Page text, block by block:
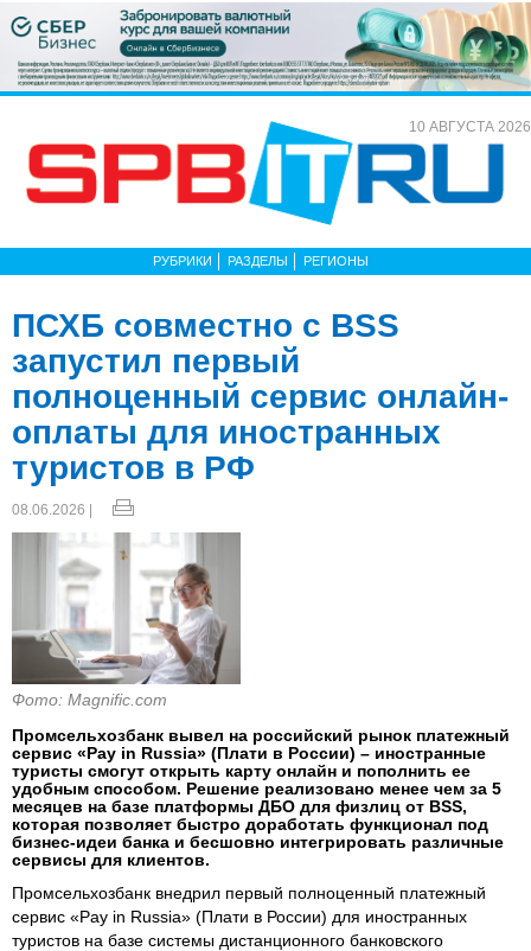
10 АВГУСТА 2026
РУБРИКИ РАЗДЕЛЫ РЕГИОНЫ
ПСХБ совместно с BSS
запустил первый
полноценный сервис онлайн-
оплаты для иностранных
туристов в РФ
08.06.2026 |
Фото: Magnific.com
Промсельхозбанк вывел на российский рынок платежный
сервис «Pay in Russia» (Плати в России) – иностранные
туристы смогут открыть карту онлайн и пополнить ее
удобным способом. Решение реализовано менее чем за 5
месяцев на базе платформы ДБО для физлиц от BSS,
которая позволяет быстро доработать функционал под
бизнес-идеи банка и бесшовно интегрировать различные
сервисы для клиентов.
Промсельхозбанк внедрил первый полноценный платежный
сервис «Pay in Russia» (Плати в России) для иностранных
туристов на базе системы дистанционного банковского